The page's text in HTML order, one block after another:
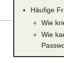
Häufige
Wie
Wie